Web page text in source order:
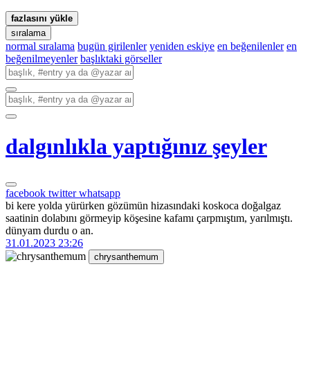
fazlasını yükle
sıralama
normal sıralama bugün girilenler yeniden eskiye en beğenilenler en
beğenilmeyenler başlıktaki görseller
dalgınlıkla yaptığınız şeyler
facebook twitterwhatsapp
bi kere yolda yürürken gözümün hizasındaki koskoca doğalgaz
saatinin dolabını görmeyip köşesine kafamı çarpmıştım, yarılmıştı.
dünyam durdu o an.
31.01.2023 23:26
chrysanthemum